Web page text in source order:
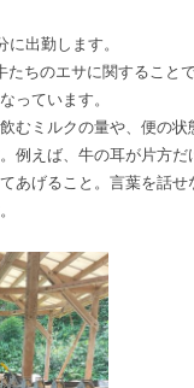
出勤します。
ちのエサに関することで
っています。
むミルクの量や、便の
例えば、牛の耳が片方
あげること。言葉を話せ